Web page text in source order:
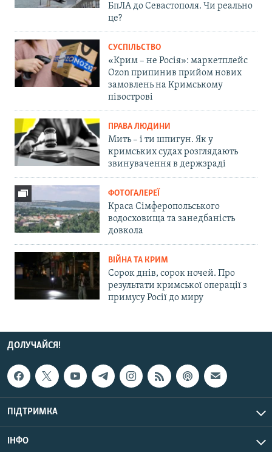
БпЛА до Севастополя. Чи реально
це?
СУСПІЛЬСТВО
«Крим – не Росія»: маркетплейс
Ozon припинив прийом нових
замовлень на Кримському
півострові
ПРАВА ЛЮДИНИ
Мить – і ти шпигун. Як у
кримських судах розглядають
звинувачення в держзраді
ФОТОГАЛЕРЕЇ
Краса Сімферопольського
водосховища та занедбаність
довкола
ВІЙНА ТА КРИМ
Сорок днів, сорок ночей. Про
результати кримської операції з
примусу Росії до миру
ДОЛУЧАЙСЯ!
ПІДТРИМКА
ІНФО